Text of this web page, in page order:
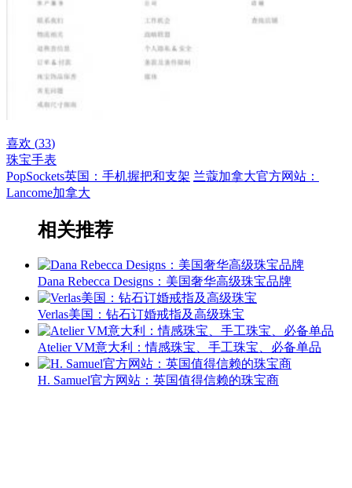
喜欢 (33)
珠宝手表
PopSockets英国：手机握把和支架 兰蔻加拿大官方网站：
Lancome加拿大
相关推荐
Dana Rebecca Designs：美国奢华高级珠宝品牌
Verlas美国：钻石订婚戒指及高级珠宝
Atelier VM意大利：情感珠宝、手工珠宝、必备单品
H. Samuel官方网站：英国值得信赖的珠宝商